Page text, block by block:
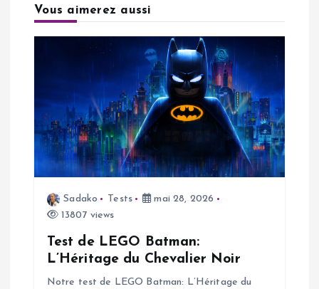
g
o
Vous aimerez aussi
Sadako Tests
mai 28, 2026
13807 views
Test de LEGO Batman:
L’Héritage du Chevalier Noir
Notre test de LEGO Batman: L’Héritage du